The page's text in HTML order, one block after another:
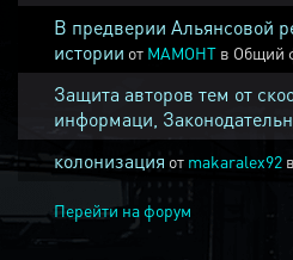
В предверии Альянсовой
истории от MAMOHT в Общий
Защита авторов тем от
информаци,
колонизация от makaralex92 в
Перейти на форум